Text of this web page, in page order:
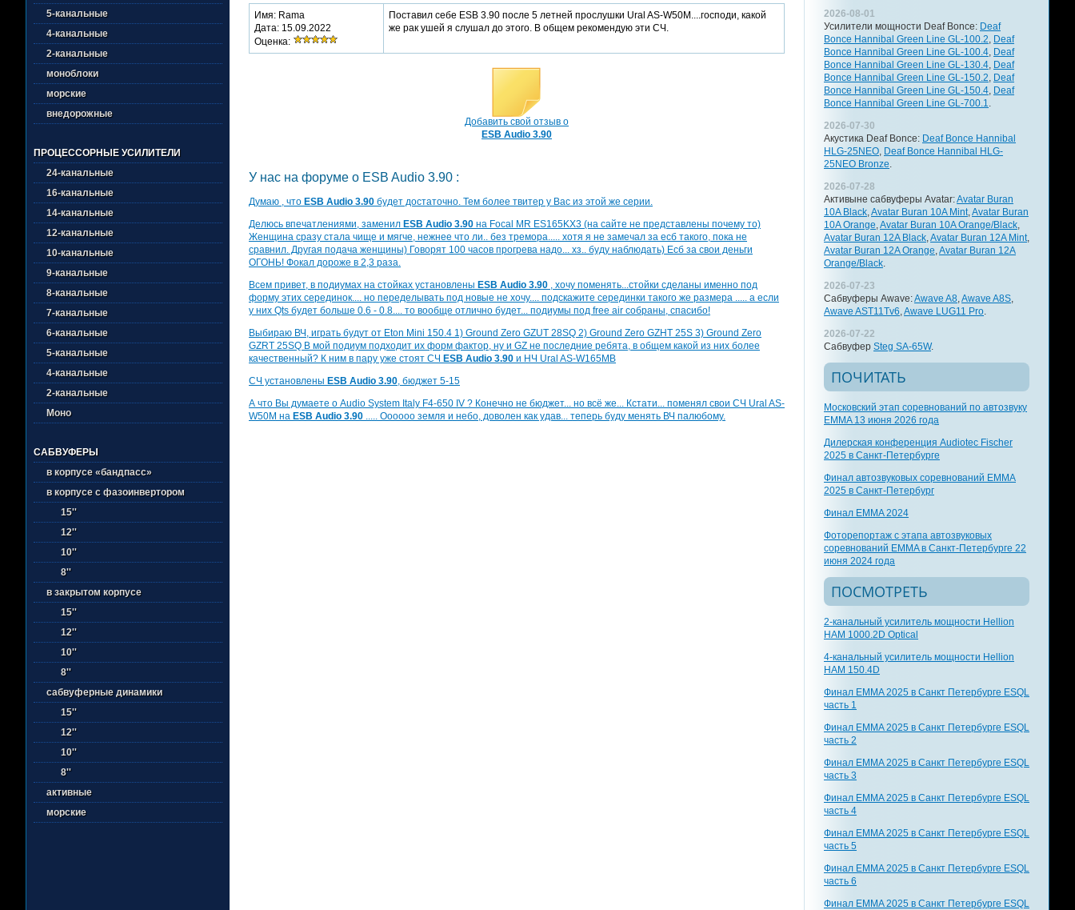
5-канальные
4-канальные
2-канальные
моноблоки
морские
внедорожные
ПРОЦЕССОРНЫЕ УСИЛИТЕЛИ
24-канальные
16-канальные
14-канальные
12-канальные
10-канальные
9-канальные
8-канальные
7-канальные
6-канальные
5-канальные
4-канальные
2-канальные
Моно
САБВУФЕРЫ
в корпусе «бандпасс»
в корпусе с фазоинвертором
15''
12''
10''
8''
в закрытом корпусе
15''
12''
10''
8''
сабвуферные динамики
15''
12''
10''
8''
активные
морские
Имя: Rama
Дата: 15.09.2022
Оценка:
Поставил себе ESB 3.90 после 5 летней прослушки Ural AS-W50M....господи, какой
же рак ушей я слушал до этого. В общем рекомендую эти СЧ.
Добавить свой отзыв о
ESB Audio 3.90
У нас на форуме о ESB Audio 3.90 :
Думаю , что ESB Audio 3.90 будет достаточно. Тем более твитер у Вас из этой же серии.
Делюсь впечатлениями, заменил ESB Audio 3.90 на Focal MR ES165KX3 (на сайте не представлены почему то)
Женщина сразу стала чище и мягче, нежнее что ли.. без тремора..... хотя я не замечал за есб такого, пока не
сравнил. Другая подача женщины) Говорят 100 часов прогрева надо... хз.. буду наблюдать) Есб за свои деньги
ОГОНЬ! Фокал дороже в 2,3 раза.
Всем привет, в подиумах на стойках установлены ESB Audio 3.90 , хочу поменять...стойки сделаны именно под
форму этих серединок.... но переделывать под новые не хочу.... подскажите серединки такого же размера ..... а если
у них Qts будет больше 0.6 - 0.8.... то вообще отлично будет... подиумы под free air собраны, спасибо!
Выбираю ВЧ, играть будут от Eton Mini 150.4 1) Ground Zero GZUT 28SQ 2) Ground Zero GZHT 25S 3) Ground Zero
GZRT 25SQ В мой подиум подходит их форм фактор, ну и GZ не последние ребята, в общем какой из них более
качественный? К ним в пару уже стоят СЧ ESB Audio 3.90 и НЧ Ural AS-W165MB
СЧ установлены ESB Audio 3.90 , бюджет 5-15
А что Вы думаете о Audio System Italy F4-650 IV ? Конечно не бюджет... но всё же... Кстати... поменял свои СЧ Ural AS-
W50M на ESB Audio 3.90 ..... Оооооо земля и небо, доволен как удав... теперь буду менять ВЧ палюбому.
2026-08-01
Усилители мощности Deaf Bonce: Deaf
Bonce Hannibal Green Line GL-100.2, Deaf
Bonce Hannibal Green Line GL-100.4, Deaf
Bonce Hannibal Green Line GL-130.4, Deaf
Bonce Hannibal Green Line GL-150.2, Deaf
Bonce Hannibal Green Line GL-150.4, Deaf
Bonce Hannibal Green Line GL-700.1.
2026-07-30
Акустика Deaf Bonce: Deaf Bonce Hannibal
HLG-25NEO, Deaf Bonce Hannibal HLG-
25NEO Bronze.
2026-07-28
Активыне сабвуферы Avatar:Avatar Buran
10A Black,Avatar Buran 10A Mint,Avatar Buran
10A Orange,Avatar Buran 10A Orange/Black,
Avatar Buran 12A Black,Avatar Buran 12A Mint,
Avatar Buran 12A Orange,Avatar Buran 12A
Orange/Black.
2026-07-23
Сабвуферы Awave:Awave A8,Awave A8S,
Awave AST11Tv6,Awave LUG11 Pro.
2026-07-22
Сабвуфер Steg SA-65W.
ПОЧИТАТЬ
Московский этап соревнований по автозвуку
EMMA 13 июня 2026 года
Дилерская конференция Audiotec Fischer
2025 в Санкт-Петербурге
Финал автозвуковых соревнований EMMA
2025 в Санкт-Петербург
Финал EMMA 2024
Фоторепортаж с этапа автозвуковых
соревнований EMMA в Санкт-Петербурге 22
июня 2024 года
ПОСМОТРЕТЬ
2-канальный усилитель мощности Hellion
HAM 1000.2D Optical
4-канальный усилитель мощности Hellion
HAM 150.4D
Финал EMMA 2025 в Санкт Петербурге ESQL
часть 1
Финал EMMA 2025 в Санкт Петербурге ESQL
часть 2
Финал EMMA 2025 в Санкт Петербурге ESQL
часть 3
Финал EMMA 2025 в Санкт Петербурге ESQL
часть 4
Финал EMMA 2025 в Санкт Петербурге ESQL
часть 5
Финал EMMA 2025 в Санкт Петербурге ESQL
часть 6
Финал EMMA 2025 в Санкт Петербурге ESQL